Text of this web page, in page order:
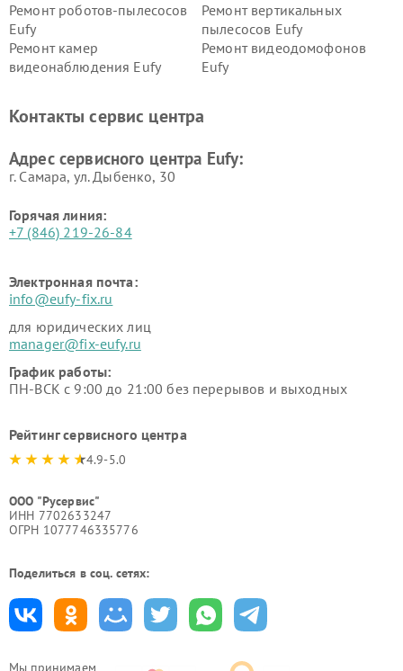
Мы принимаем
Ремонт роботов-пылесосов
Eufy
Ремонт вертикальных
пылесосов Eufy
Ремонт камер
видеонаблюдения Eufy
Ремонт видеодомофонов
Eufy
Контакты сервис центра
Адрес сервисного центра Eufy:
г. Самара, ул. Дыбенко, 30
Горячая линия:
+7 (846) 219-26-84
Электронная почта:
info@eufy-fix.ru
для юридических лиц
manager@fix-eufy.ru
График работы:
ПН-ВСК с 9:00 до 21:00 без перерывов и выходных
Рейтинг сервисного центра
4.9-5.0
ООО "Русервис"
ИНН 7702633247
ОГРН 1077746335776
Поделиться в соц. сетях: